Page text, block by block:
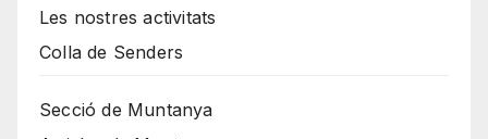
Les nostres activitats
Colla de Senders
Secció de Muntanya